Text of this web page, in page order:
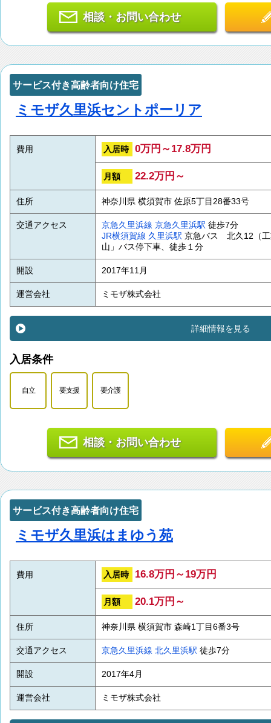
相談・お問い合わせ
サービス付き高齢者向け住宅
ミモザ久里浜セントポーリア
費用 入居時 0万円～17.8万円
月額 22.2万円～
住所 神奈川県 横須賀市 佐原5丁目28番33号
交通アクセス 京急久里浜線 京急久里浜駅 徒歩7分
JR横須賀線 久里浜駅 京急バス 北久12（工
山」バス停下車、徒歩１分
開設 2017年11月
運営会社 ミモザ株式会社
詳細情報を見る
入居条件
自立 要支援 要介護
相談・お問い合わせ
サービス付き高齢者向け住宅
ミモザ久里浜はまゆう苑
費用 入居時 16.8万円～19万円
月額 20.1万円～
住所 神奈川県 横須賀市 森崎1丁目6番3号
交通アクセス 京急久里浜線 北久里浜駅 徒歩7分
開設 2017年4月
運営会社 ミモザ株式会社